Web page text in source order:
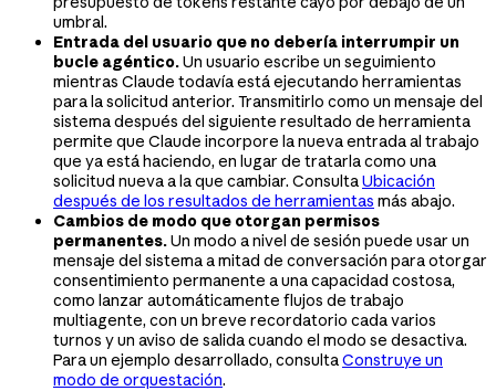
umbral.
Entrada del usuario que no debería interrumpir un
bucle agéntico.Un usuario escribe un seguimiento
mientras Claude todavía está ejecutando herramientas
para la solicitud anterior. Transmitirlo como un mensaje del
sistema después del siguiente resultado de herramienta
permite que Claude incorpore la nueva entrada al trabajo
que ya está haciendo, en lugar de tratarla como una
solicitud nueva a la que cambiar. ConsultaUbicación
después de los resultados de herramientas más abajo.
Cambios de modo que otorgan permisos
permanentes.Un modo a nivel de sesión puede usar un
mensaje del sistema a mitad de conversación para otorgar
consentimiento permanente a una capacidad costosa,
como lanzar automáticamente flujos de trabajo
multiagente, con un breve recordatorio cada varios
turnos y un aviso de salida cuando el modo se desactiva.
Para un ejemplo desarrollado, consultaConstruye un
modo de orquestación.